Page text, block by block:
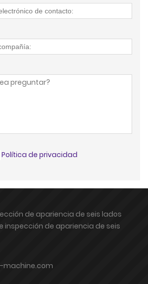
Política de privacidad
de apariencia de seis lados
inspección de apariencia de seis
machine.com